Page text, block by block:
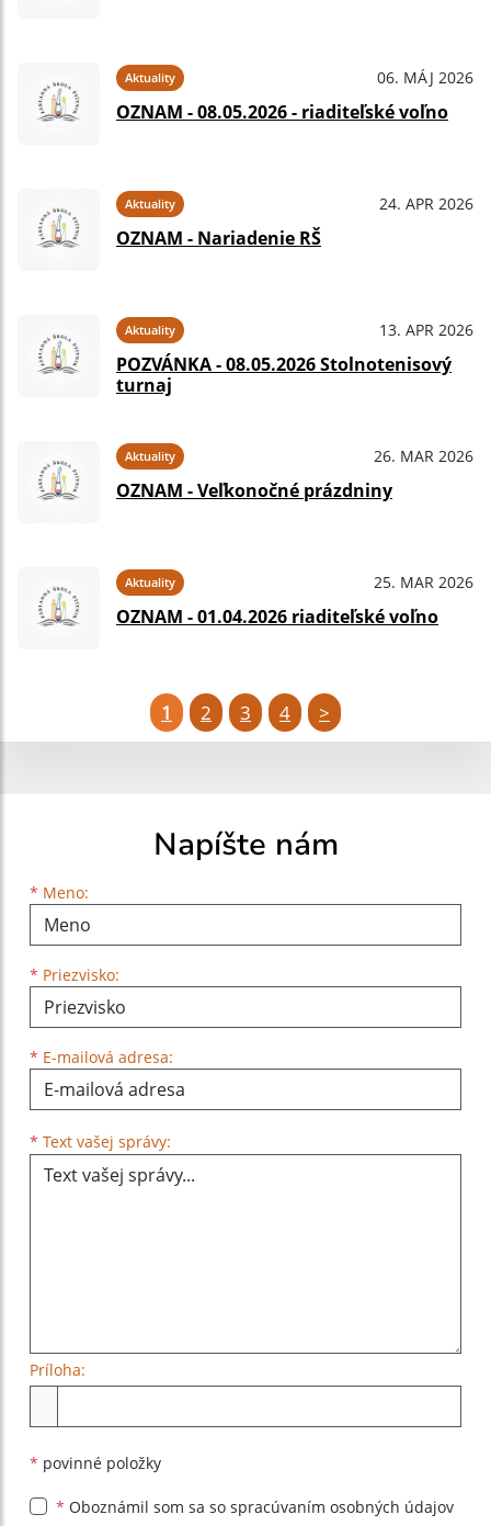
Aktuality 06. MÁJ 2026
OZNAM - 08.05.2026 - riaditeľské voľno
Aktuality 24. APR 2026
OZNAM - Nariadenie RŠ
Aktuality 13. APR 2026
POZVÁNKA - 08.05.2026 Stolnotenisový
turnaj
Aktuality 26. MAR 2026
OZNAM - Veľkonočné prázdniny
Aktuality 25. MAR 2026
OZNAM - 01.04.2026 riaditeľské voľno
1 2 3 4 >
Napíšte nám
* Meno:
Meno
* Priezvisko:
Priezvisko
* E-mailová adresa:
E-mailová adresa
* Text vašej správy:
Príloha:
* povinné položky
* Oboznámil som sa so spracúvaním osobných údajov